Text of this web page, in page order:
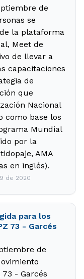
de
se
la plataforma
Meet de
de llevar a
capacitaciones
de
que
Nacional
como base los
Mundial
por la
AMA
en inglés).
de 2020
para los
73 - Garcés
de
- Garcés